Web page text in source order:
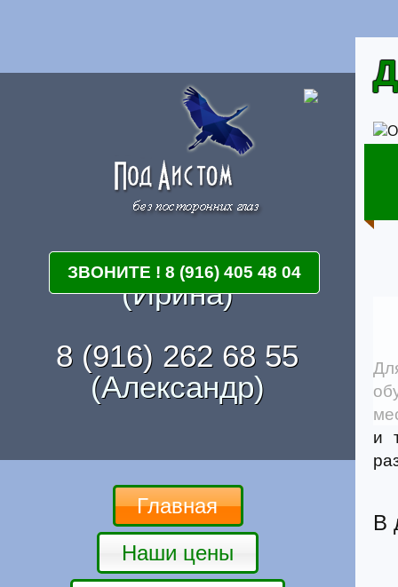
8 (916) 405 48 04
(Ирина)
8 (916) 262 68 55
(Александр)
Главная
Наши цены
и
В
ЗВОНИТЕ ! 8 (916) 405 48 04
ЗВОНИТЕ ! 8 (916) 405 48 04